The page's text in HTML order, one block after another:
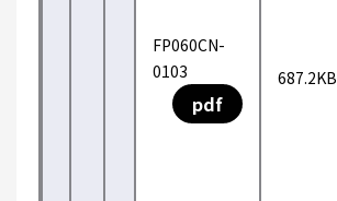
FP060CN-
0103
pdf
687.2KB